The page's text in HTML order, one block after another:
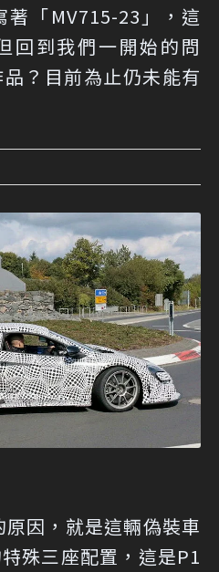
「MV715-23」，這
回到我們一開始的問
？目前為止仍未能有
因，就是這輛偽裝車
殊三座配置，這是P1